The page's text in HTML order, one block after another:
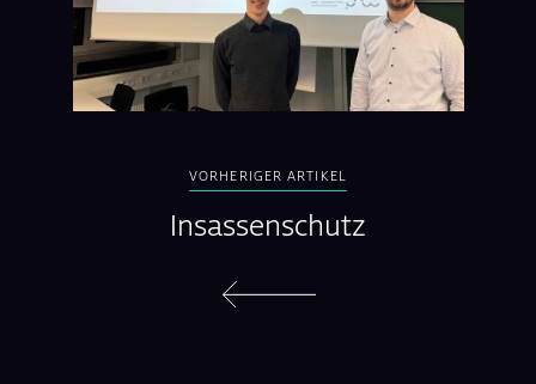
VORHERIGER ARTIKEL
Insassenschutz